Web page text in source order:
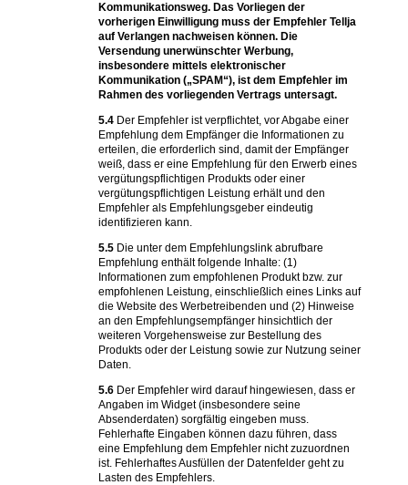
Kommunikationsweg. Das Vorliegen der
vorherigen Einwilligung muss der Empfehler Tellja
auf Verlangen nachweisen können. Die
Versendung unerwünschter Werbung,
insbesondere mittels elektronischer
Kommunikation („SPAM“), ist dem Empfehler im
Rahmen des vorliegenden Vertrags untersagt.
5.4 Der Empfehler ist verpflichtet, vor Abgabe einer
Empfehlung dem Empfänger die Informationen zu
erteilen, die erforderlich sind, damit der Empfänger
weiß, dass er eine Empfehlung für den Erwerb eines
vergütungspflichtigen Produkts oder einer
vergütungspflichtigen Leistung erhält und den
Empfehler als Empfehlungsgeber eindeutig
identifizieren kann.
5.5 Die unter dem Empfehlungslink abrufbare
Empfehlung enthält folgende Inhalte: (1)
Informationen zum empfohlenen Produkt bzw. zur
empfohlenen Leistung, einschließlich eines Links auf
die Website des Werbetreibenden und (2) Hinweise
an den Empfehlungsempfänger hinsichtlich der
weiteren Vorgehensweise zur Bestellung des
Produkts oder der Leistung sowie zur Nutzung seiner
Daten.
5.6 Der Empfehler wird darauf hingewiesen, dass er
Angaben im Widget (insbesondere seine
Absenderdaten) sorgfältig eingeben muss.
Fehlerhafte Eingaben können dazu führen, dass
eine Empfehlung dem Empfehler nicht zuzuordnen
ist. Fehlerhaftes Ausfüllen der Datenfelder geht zu
Lasten des Empfehlers.